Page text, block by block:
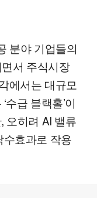
분야 기업들의
서 주식시장
에서는 대규모
급 블랙홀’이
오히려 AI 밸류
효과로 작용